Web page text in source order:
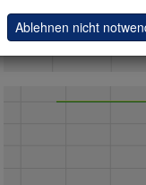
Ablehnen nicht